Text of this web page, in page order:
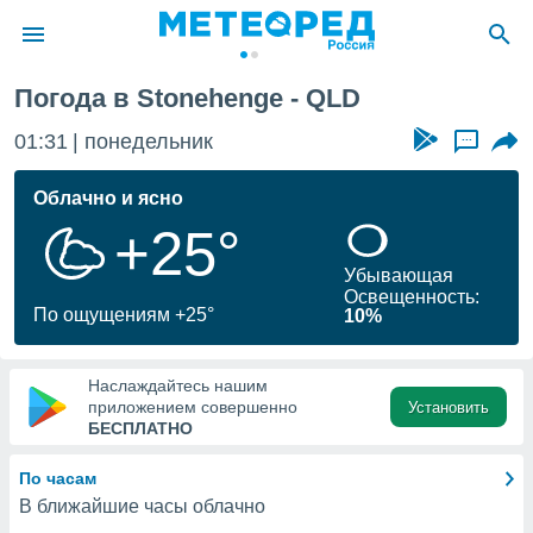
о
Вы можете
к этому
доступ
Погода в Stonehenge - QLD
01:31 понедельник ...
Облачно и ясно
+25°
По ощущениям +25°
Убывающая
Освещенность:
10%
Наслаждайтесь нашим
приложением совершенно
БЕСПЛАТНО
Установить
По часам
В ближайшие часы облачно